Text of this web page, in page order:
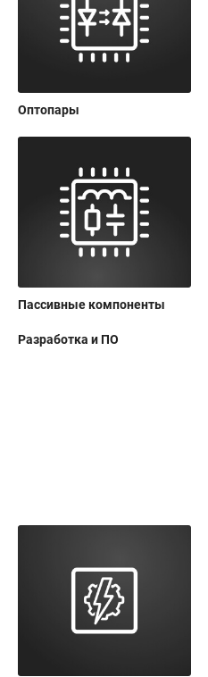
Оптопары
Пассивные компоненты
Разработка и ПО